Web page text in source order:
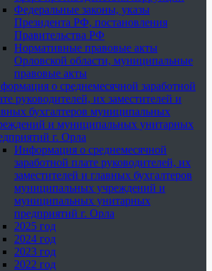
Федеральные законы, указы
Президента РФ, постановления
Правительства РФ
Нормативные правовые акты
Орловской области, муниципальные
правовые акты
о среднемесячной заработной
руководителей, их заместителей и
бухгалтеров муниципальных
и муниципальных унитарных
г. Орла
Информация о среднемесячной
заработной плате руководителей, их
заместителей и главных бухгалтеров
муниципальных учреждений и
муниципальных унитарных
предприятий г. Орла
2025 год
2024 год
2023 год
2022 год